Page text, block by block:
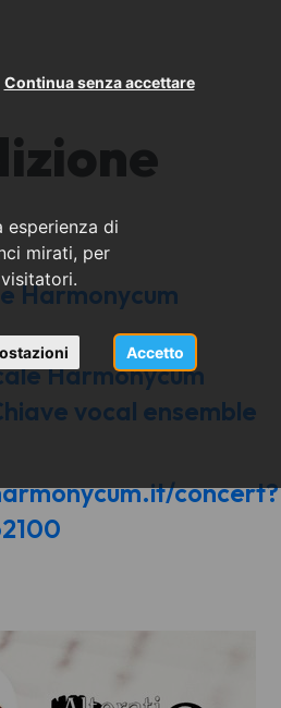
di
mirati, per
Accetto
Continua senza accettare
Harmonycum
di
Harmonycum
vocal ensemble
concert?